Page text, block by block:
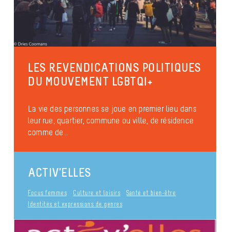
LES REVENDICATIONS POLITIQUES
DU MOUVEMENT LGBTQI+
La vie des personnes se joue en premier lieu dans
leur rue, quartier, commune ou ville, de résidence
comme de...
Diversité sexuelle
publié le 3 mai 2017
Identités et expressions de genres
ACTIV’ELLES
Focus femmes Culture et loisirs
Santé et bien-être
Identités et expressions de genres